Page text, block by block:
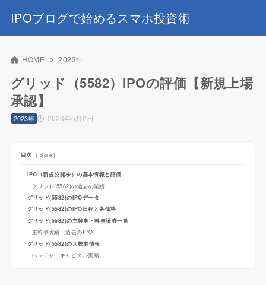
IPOブログで始めるスマホ投資術
HOME 2023年
グリッド（5582）IPOの評価【新規上場
承認】
2023年 2023年6月2日
目次 [ close ]
IPO（新規公開株）の基本情報と評価
グリッド(5582)の過去の業績
グリッド(5582)のIPOデータ
グリッド(5582)のIPO日程と各価格
グリッド(5582)の主幹事・幹事証券一覧
主幹事実績（過去のIPO）
グリッド(5582)の大株主情報
ベンチャーキャピタル実績